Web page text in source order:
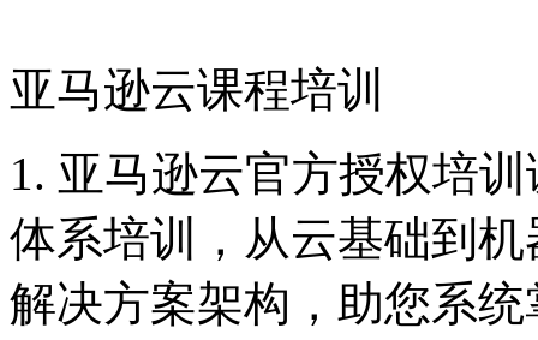
亚马逊云课程培训
1. 亚马逊云官方授权培训
体系培训，从云基础到
解决方案架构，助您系